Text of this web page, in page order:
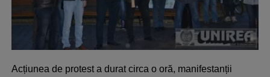
Acțiunea de protest a durat circa o oră, manifestanții